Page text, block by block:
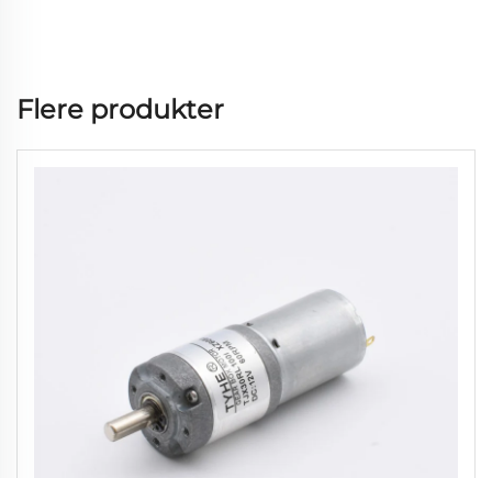
Flere produkter